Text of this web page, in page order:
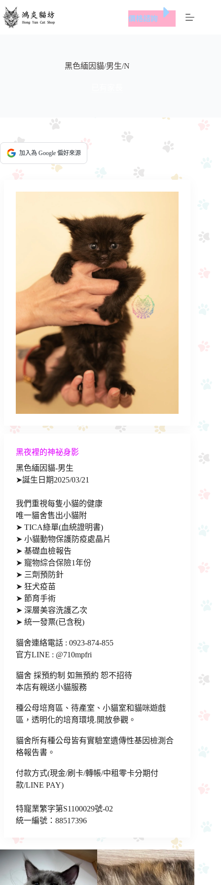
跳
至
價格諮詢
黑色緬因貓/男生/N
加入為 Google 偏好來源
黑夜裡的神祕身影
黑色緬因貓-男生
➤誕生日期2025/03/21
我們重視每隻小貓的健康
唯一貓舍售出小貓附
➤ TICA綠單(血統證明書)
➤ 小貓動物保護防疫處晶片
➤ 基礎血檢報告
➤ 寵物綜合保險1年份
➤ 三劑預防針
➤ 狂犬疫苗
➤ 節育手術
➤ 深層美容洗護乙次
➤ 統一發票(已含稅)
貓舍連絡電話 : 0923-874-855
官方LINE : @710mpfri
貓舍 採預約制 如無預約 恕不招待
本店有親送小貓服務
種公母培育區、待產室、小貓室和貓咪遊戲
區，透明化的培育環境.開放參觀。
貓舍所有種公母皆有實驗室遺傳性基因檢測合
格報告書。
付款方式(現金/刷卡/轉帳/中租零卡分期付
款/LINE PAY)
特寵業繁字第S1100029號-02
統一編號：88517396